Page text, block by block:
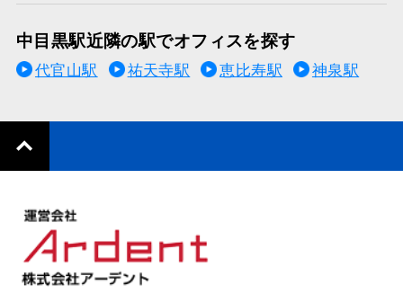
中目黒駅近隣の駅でオフィスを探す
代官山駅 祐天寺駅 恵比寿駅 神泉駅